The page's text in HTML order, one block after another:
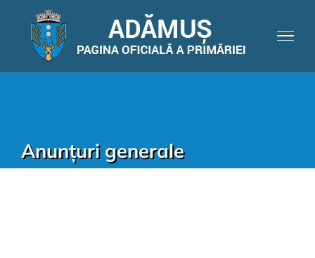
Anunțuri generale